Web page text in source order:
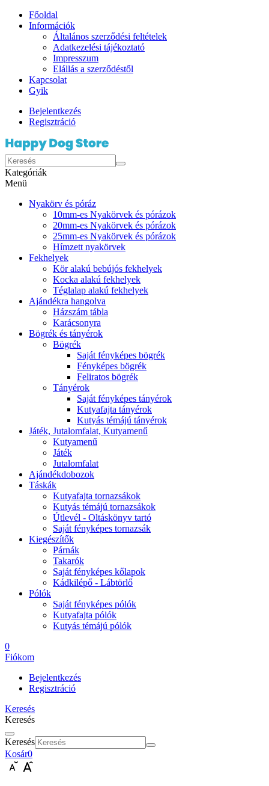
Főoldal
Információk
Általános szerződési feltételek
Adatkezelési tájékoztató
Impresszum
Elállás a szerződéstől
Kapcsolat
Gyik
Bejelentkezés
Regisztráció
Kategóriák
Menü
Nyakörv és póráz
10mm-es Nyakörvek és pórázok
20mm-es Nyakörvek és pórázok
25mm-es Nyakörvek és pórázok
Hímzett nyakörvek
Fekhelyek
Kör alakú bebújós fekhelyek
Kocka alakú fekhelyek
Téglalap alakú fekhelyek
Ajándékra hangolva
Házszám tábla
Karácsonyra
Bögrék és tányérok
Bögrék
Saját fényképes bögrék
Fényképes bögrék
Feliratos bögrék
Tányérok
Saját fényképes tányérok
Kutyafajta tányérok
Kutyás témájú tányérok
Játék, Jutalomfalat, Kutyamenű
Kutyamenű
Játék
Jutalomfalat
Ajándékdobozok
Táskák
Kutyafajta tornazsákok
Kutyás témájú tornazsákok
Útlevél - Oltáskönyv tartó
Saját fényképes tornazsák
Kiegészítők
Párnák
Takarók
Saját fényképes kőlapok
Kádkilépő - Lábtörlő
Pólók
Saját fényképes pólók
Kutyafajta pólók
Kutyás témájú pólók
0
Fiókom
Bejelentkezés
Regisztráció
Keresés
Keresés
Keresés
Kosár0